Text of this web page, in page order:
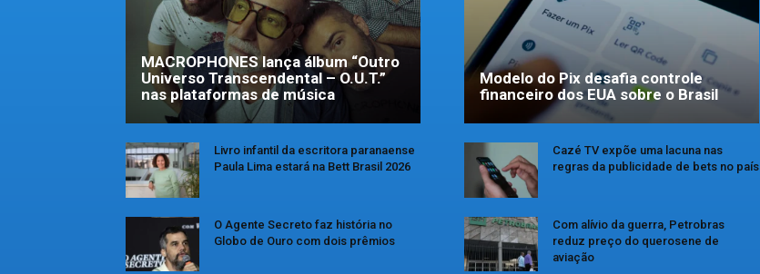
MACROPHONES lança álbum “Outro
Universo Transcendental – O.U.T.”
nas plataformas de música
Livro infantil da escritora paranaense
Paula Lima estará na Bett Brasil 2026
O Agente Secreto faz história no
Globo de Ouro com dois prêmios
Modelo do Pix desafia controle
financeiro dos EUA sobre o Brasil
Cazé TV expõe uma lacuna nas
regras da publicidade de bets no país
Com alívio da guerra, Petrobras
reduz preço do querosene de
aviação